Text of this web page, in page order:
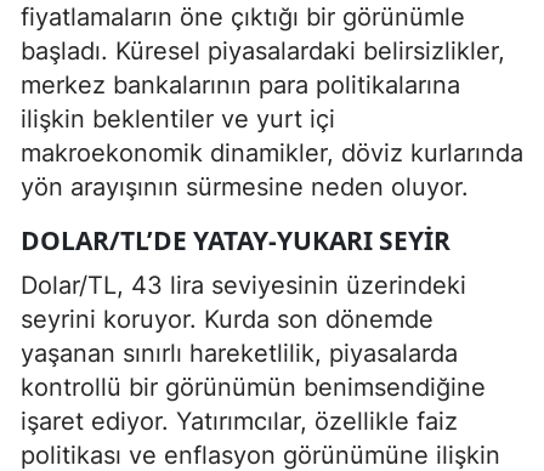
fiyatlamaların öne çıktığı bir görünümle
başladı. Küresel piyasalardaki belirsizlikler,
merkez bankalarının para politikalarına
ilişkin beklentiler ve yurt içi
makroekonomik dinamikler, döviz kurlarında
yön arayışının sürmesine neden oluyor.
DOLAR/TL’DE YATAY-YUKARI SEYIR
Dolar/TL, 43 lira seviyesinin üzerindeki
seyrini koruyor. Kurda son dönemde
yaşanan sınırlı hareketlilik, piyasalarda
kontrollü bir görünümün benimsendiğine
işaret ediyor. Yatırımcılar, özellikle faiz
politikası ve enflasyon görünümüne ilişkin